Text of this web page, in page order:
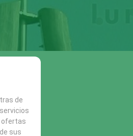
de
ofertas
sus